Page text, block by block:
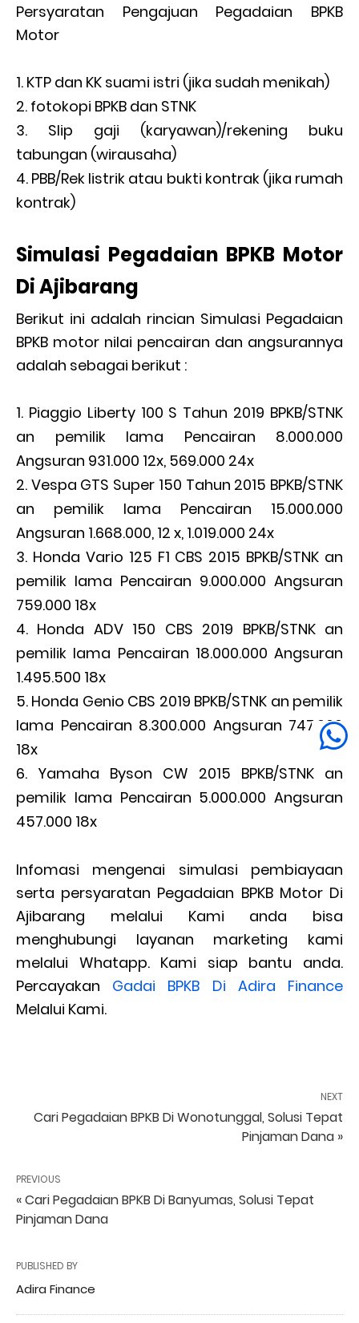
Persyaratan Pengajuan Pegadaian BPKB
Motor
KTP dan KK suami istri (jika sudah menikah)
fotokopi BPKB dan STNK
Slip gaji (karyawan)/rekening buku
tabungan (wirausaha)
PBB/Rek listrik atau bukti kontrak (jika rumah
kontrak)
Simulasi Pegadaian BPKB Motor
Di Ajibarang
Berikut ini adalah rincian Simulasi Pegadaian
BPKB motor nilai pencairan dan angsurannya
adalah sebagai berikut :
Piaggio Liberty 100 S Tahun 2019 BPKB/STNK
an pemilik lama Pencairan 8.000.000
Angsuran 931.000 12x, 569.000 24x
Vespa GTS Super 150 Tahun 2015 BPKB/STNK
an pemilik lama Pencairan 15.000.000
Angsuran 1.668.000, 12 x, 1.019.000 24x
Honda Vario 125 F1 CBS 2015 BPKB/STNK an
pemilik lama Pencairan 9.000.000 Angsuran
759.000 18x
Honda ADV 150 CBS 2019 BPKB/STNK an
pemilik lama Pencairan 18.000.000 Angsuran
1.495.500 18x
Honda Genio CBS 2019 BPKB/STNK an pemilik
lama Pencairan 8.300.000 Angsuran 747.000
18x
Yamaha Byson CW 2015 BPKB/STNK an
pemilik lama Pencairan 5.000.000 Angsuran
457.000 18x
Infomasi mengenai simulasi pembiayaan
serta persyaratan Pegadaian BPKB Motor Di
Ajibarang melalui Kami anda bisa
menghubungi layanan marketing kami
melalui Whatapp. Kami siap bantu anda.
Percayakan Gadai BPKB Di Adira Finance
Melalui Kami.
NEXT
Cari Pegadaian BPKB Di Wonotunggal, Solusi Tepat
Pinjaman Dana »
PREVIOUS
« Cari Pegadaian BPKB Di Banyumas, Solusi Tepat
Pinjaman Dana
PUBLISHED BY
Adira Finance